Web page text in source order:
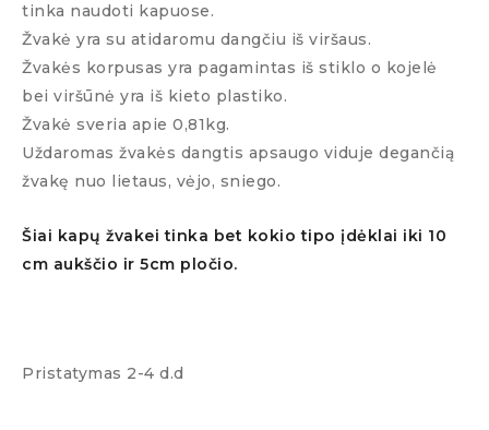
tinka naudoti kapuose.
Žvakė yra su atidaromu dangčiu iš viršaus.
Žvakės korpusas yra pagamintas iš stiklo o kojelė
bei viršūnė yra iš kieto plastiko.
Žvakė sveria apie 0,81kg.
Uždaromas žvakės dangtis apsaugo viduje degančią
žvakę nuo lietaus, vėjo, sniego.
Šiai kapų žvakei tinka bet kokio tipo įdėklai iki 10
cm aukščio ir 5cm pločio.
Pristatymas 2-4 d.d